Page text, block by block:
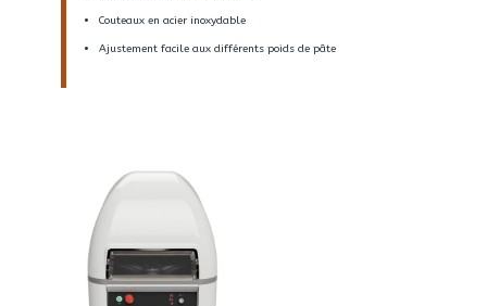
Couteaux en acier inoxydable
Ajustement facile aux différents poids de pâte